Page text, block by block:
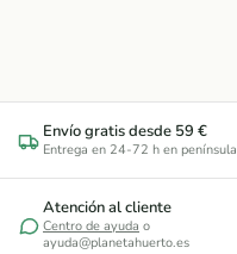
Envío gratis desde 59 €
Entrega en 24-72 h en península
Atención al cliente
Centro de ayuda o
ayuda@planetahuerto.es